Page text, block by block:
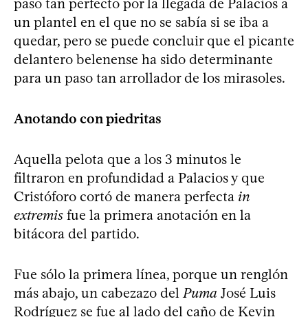
un plantel en el que no se sabía si se iba a
quedar, pero se puede concluir que el picante
delantero belenense ha sido determinante
para un paso tan arrollador de los mirasoles.
Anotando con piedritas
Aquella pelota que a los 3 minutos le
filtraron en profundidad a Palacios y que
Cristóforo cortó de manera perfecta in
extremis fue la primera anotación en la
bitácora del partido.
Fue sólo la primera línea, porque un renglón
más abajo, un cabezazo del Puma José Luis
Rodríguez se fue al lado del caño de Kevin